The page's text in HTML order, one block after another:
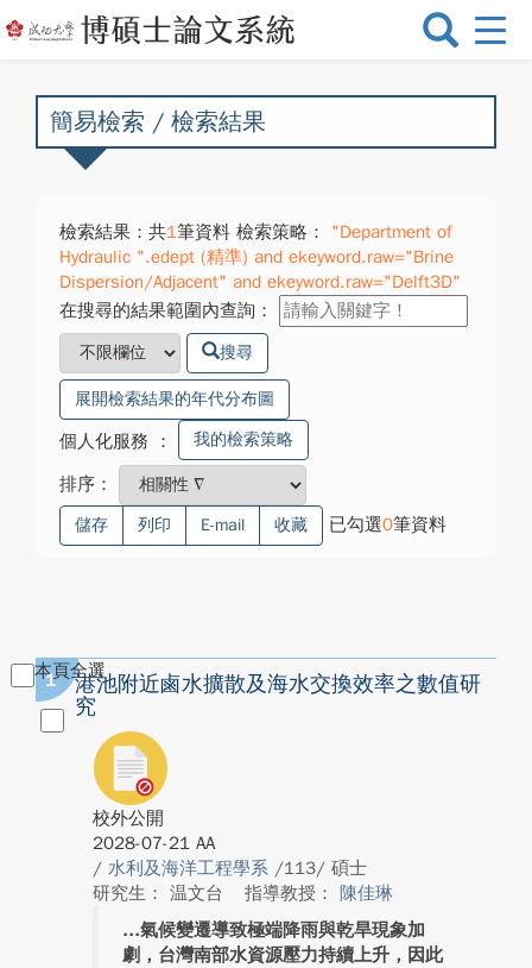
選
換
簡易檢索 / 檢索結果
檢索結果：共1筆資料 檢索策略：
"Department of
Hydraulic ".edept (精準) and ekeyword.raw="Brine
Dispersion/Adjacent" and ekeyword.raw="Delft3D"
在搜尋的結果範圍內查詢：
搜尋
展開檢索結果的年代分布圖
個人化服務 ： 我的檢索策略
排序：
儲存 列印 E-mail 收藏 已勾選0筆資料
本頁全選
1
港池附近鹵水擴散及海水交換效率之數值研
究
校外公開
2028-07-21 AA
/ 水利及海洋工程學系 /113/ 碩士
研究生： 温文台
指導教授： 陳佳琳
氣候變遷導致極端降雨與乾旱現象加
劇，台灣南部水資源壓力持續上升，因此